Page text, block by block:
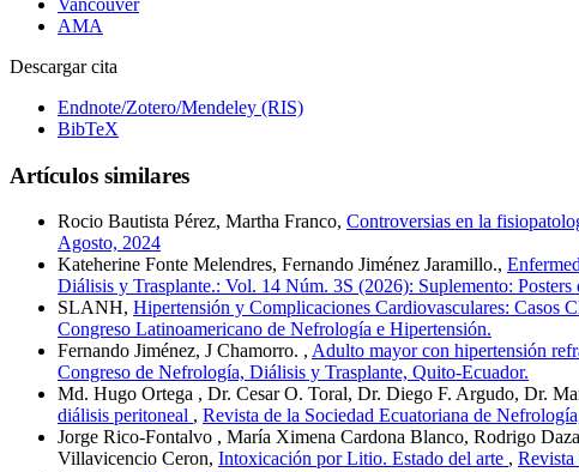
AMA
Descargar cita
Endnote/Zotero/Mendeley (RIS)
BibTeX
Artículos similares
Rocio Bautista Pérez, Martha Franco, Controversias en la
Agosto, 2024
Kateherine Fonte Melendres, Fernando Jiménez Jaramillo.,
Diálisis y Trasplante.: Vol. 14 Núm. 3S (2026): Suplemento:
SLANH, Hipertensión y Complicaciones Cardiovasculares: Casos
Congreso Latinoamericano de Nefrología e Hipertensión.
Fernando Jiménez, J Chamorro. , Adulto mayor con hipertensión
Congreso de Nefrología, Diálisis y Trasplante, Quito-Ecuador.
Md. Hugo Ortega , Dr. Cesar O. Toral, Dr. Diego F. Argudo, Dr.
diálisis peritoneal , Revista de la Sociedad Ecuatoriana de
Jorge Rico-Fontalvo , María Ximena Cardona Blanco, Rodrigo
Villavicencio Ceron, Intoxicación por Litio. Estado del arte ,